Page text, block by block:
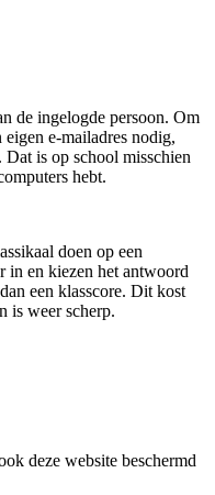
de ingelogde persoon. Om
eigen e-mailadres nodig,
is op school misschien
hebt.
doen op een
in en kiezen het antwoord
een klasscore. Dit kost
is weer scherp.
deze website beschermd